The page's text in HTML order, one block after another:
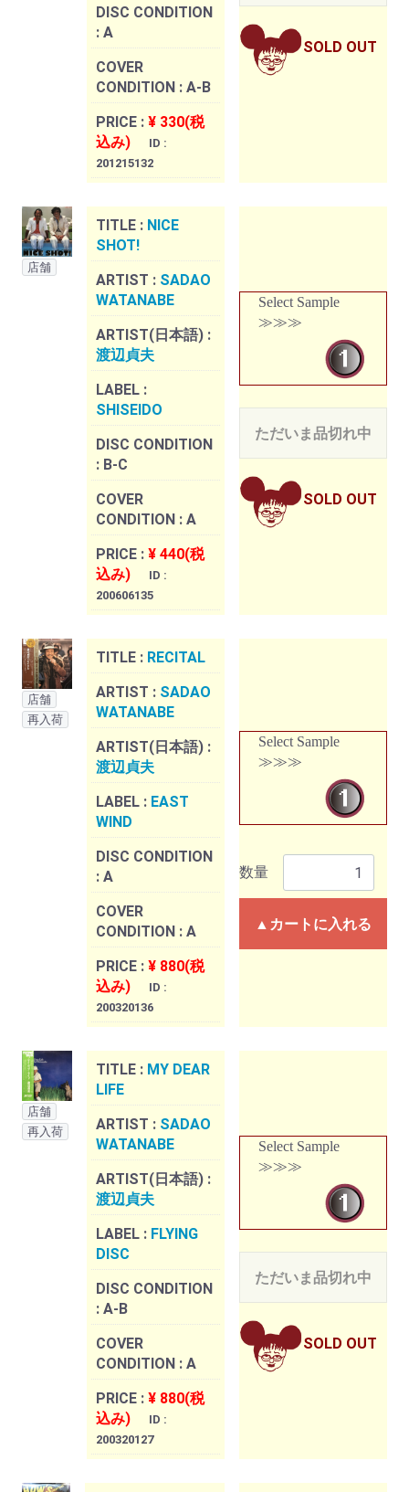
DISC CONDITION
: A
COVER
CONDITION : A-B
PRICE : ¥ 330(税
込み)
ID :
201215132
SOLD OUT
店舗
TITLE : NICE
SHOT!
ARTIST : SADAO
WATANABE
ARTIST(日本語) :
渡辺貞夫
LABEL :
SHISEIDO
DISC CONDITION
: B-C
COVER
CONDITION : A
PRICE : ¥ 440(税
込み)
ID :
200606135
Select Sample
≫≫≫
ただいま品切れ中
SOLD OUT
店舗
再入荷
TITLE : RECITAL
ARTIST : SADAO
WATANABE
ARTIST(日本語) :
渡辺貞夫
LABEL : EAST
WIND
DISC CONDITION
: A
COVER
CONDITION : A
PRICE : ¥ 880(税
込み)
ID :
200320136
Select Sample
≫≫≫
数量
▲カートに入れる
店舗
再入荷
TITLE : MY DEAR
LIFE
ARTIST : SADAO
WATANABE
ARTIST(日本語) :
渡辺貞夫
LABEL : FLYING
DISC
DISC CONDITION
: A-B
COVER
CONDITION : A
PRICE : ¥ 880(税
込み)
ID :
200320127
Select Sample
≫≫≫
ただいま品切れ中
SOLD OUT